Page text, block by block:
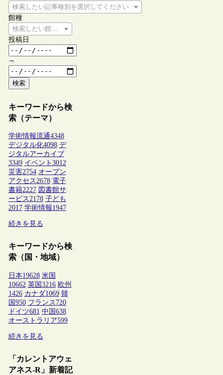
検索したい記事種別を選択してください
館種
検索したい館種を選択してください
投稿日
～
検索
キーワードから検
索（テーマ）
学術情報流通4348
デジタル化4098 デ
ジタルアーカイブ
3349 イベント 3012
災害2754 オープン
アクセス2678 電子
書籍2227 図書館サ
ービス2178 子ども
2017 学術情報1947
続きを見る
キーワードから検
索（国・地域）
日本19628 米国
10662 英国 3216 欧州
1426 カナダ1069 韓
国 950 フランス 720
ドイツ681 中国 638
オーストラリア599
続きを見る
「カレントアウェ
アネス-R」新着記